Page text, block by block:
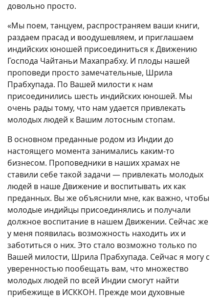
довольно просто.
«Мы поем, танцуем, распространяем ваши книги,
раздаем прасад и воодушевляем, и приглашаем
индийских юношей присоединиться к Движению
Господа Чайтаньи Махапрабху. И плоды нашей
проповеди просто замечательные, Шрила
Прабхупада. По Вашей милости к нам
присоединились шесть индийских юношей. Мы
очень рады тому, что нам удается привлекать
молодых людей к Вашим лотосным стопам.
В основном преданные родом из Индии до
настоящего момента занимались каким-то
бизнесом. Проповедники в наших храмах не
ставили себе такой задачи — привлекать молодых
людей в наше Движение и воспитывать их как
преданных. Вы же объяснили мне, как важно, чтобы
молодые индийцы присоединялись и получали
должное воспитание в нашем Движении. Сейчас же
у меня появилась возможность находить их и
заботиться о них. Это стало возможно только по
Вашей милости, Шрила Прабхупада. Сейчас я могу с
уверенностью пообещать вам, что множество
молодых людей по всей Индии смогут найти
прибежище в ИСККОН. Прежде мои духовные